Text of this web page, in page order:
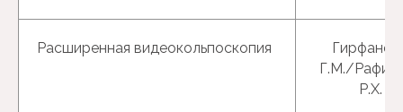
Расширенная видеокольпоскопия
Г.М./
Р.Х.